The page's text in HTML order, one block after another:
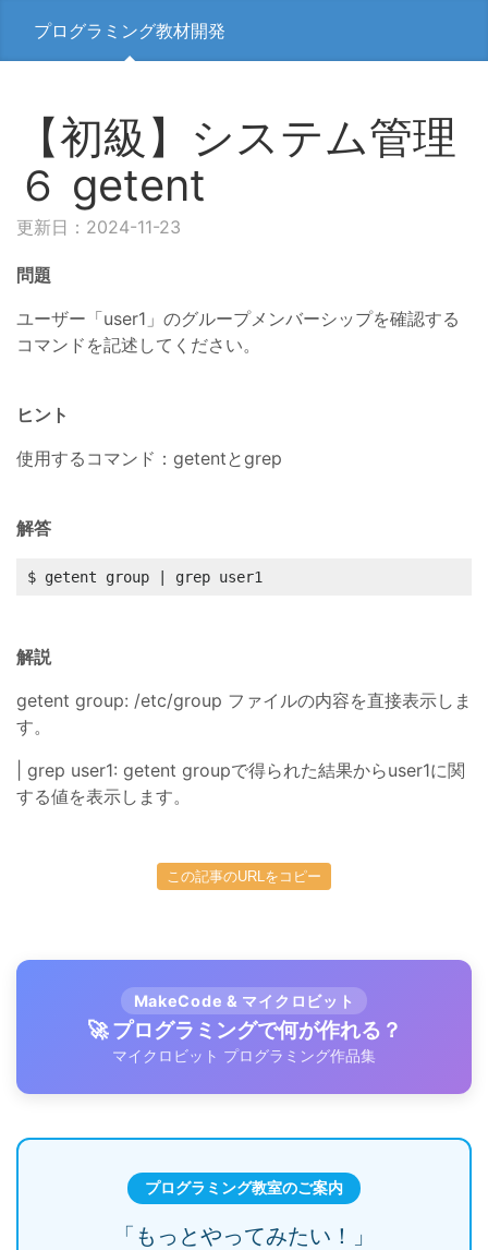
プログラミング教材開発
【初級】システム管理
６ getent
更新日：2024-11-23
問題
ユーザー「user1」のグループメンバーシップを確認する
コマンドを記述してください。
ヒント
使用するコマンド：getentとgrep
解答
$ getent group | grep user1
解説
getent group: /etc/group ファイルの内容を直接表示しま
す。
| grep user1: getent groupで得られた結果からuser1に関
する値を表示します。
この記事のURLをコピー
MakeCode & マイクロビット
🚀 プログラミングで何が作れる？
マイクロビット プログラミング作品集
プログラミング教室のご案内
「もっとやってみたい！」